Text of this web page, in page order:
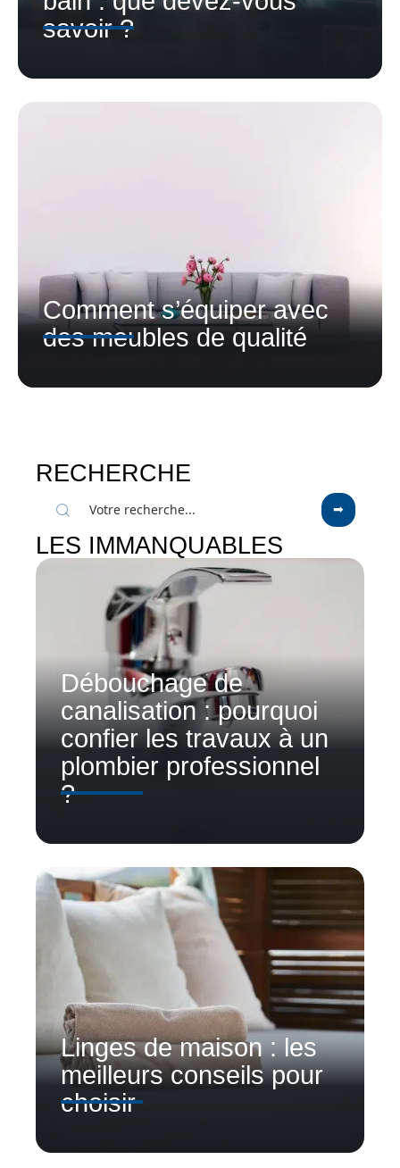
savoir ?
Comment s’équiper avec
des meubles de qualité
RECHERCHE
LES IMMANQUABLES
Débouchage de
canalisation : pourquoi
confier les travaux à un
plombier professionnel
?
Linges de maison : les
meilleurs conseils pour
choisir